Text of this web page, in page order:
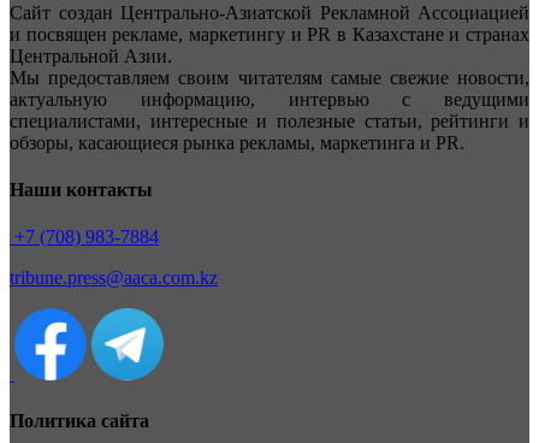
Сайт создан Центрально-Азиатской Рекламной Ассоциацией
и посвящен рекламе, маркетингу и PR в Казахстане и странах
Центральной Азии.
Мы предоставляем своим читателям самые свежие новости,
актуальную информацию, интервью с ведущими
специалистами, интересные и полезные статьи, рейтинги и
обзоры, касающиеся рынка рекламы, маркетинга и PR.
Наши контакты
+7 (708) 983-7884
tribune.press@aaca.com.kz
Политика сайта